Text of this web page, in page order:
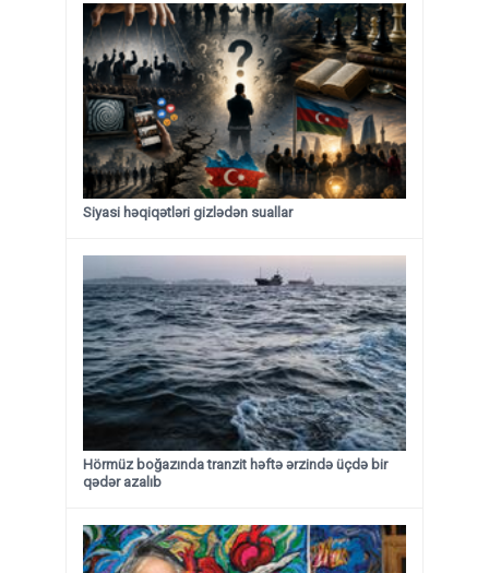
Siyasi həqiqətləri gizlədən suallar
Hörmüz boğazında tranzit həftə ərzində üçdə bir
qədər azalıb